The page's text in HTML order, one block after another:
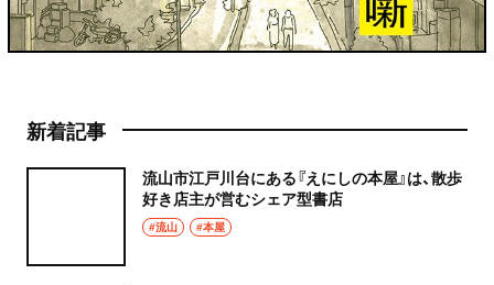
新着記事
流山市江戸川台にある『えにしの本屋』は、散歩
好き店主が営むシェア型書店
#流山 #本屋